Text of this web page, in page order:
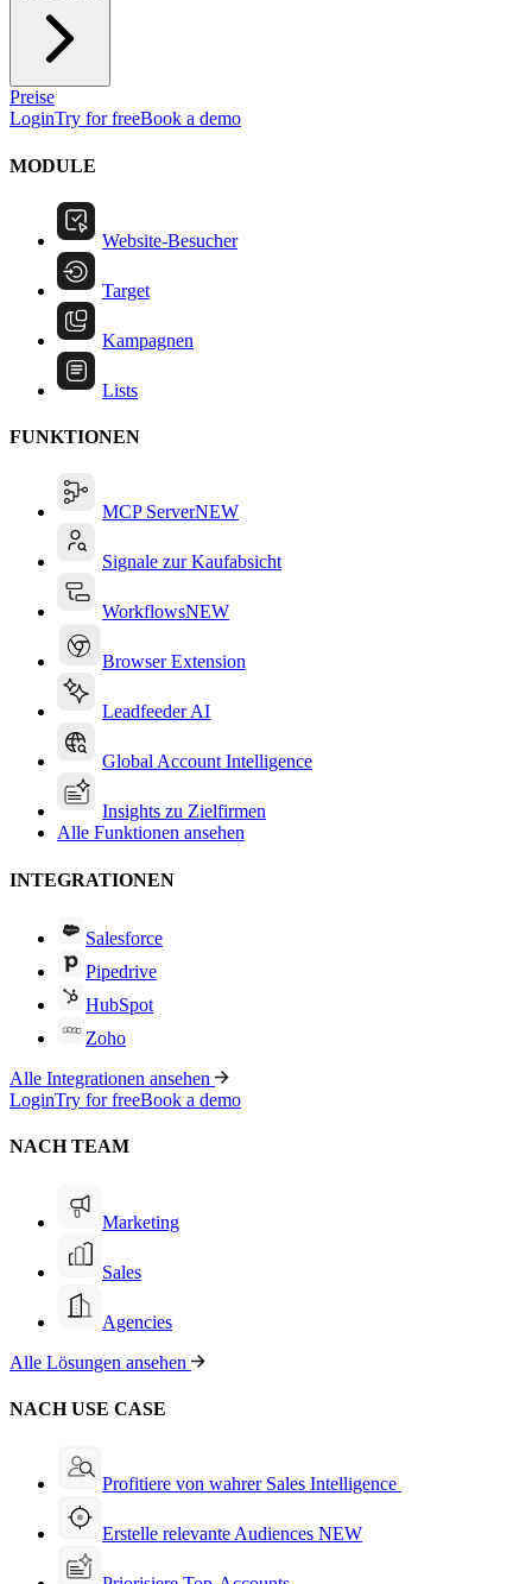
Preise
LoginTry for freeBook a demo
MODULE
Website-Besucher
Target
Kampagnen
Lists
FUNKTIONEN
MCP ServerNEW
Signale zur Kaufabsicht
WorkflowsNEW
Browser Extension
Leadfeeder AI
Global Account Intelligence
Insights zu Zielfirmen
Alle Funktionen ansehen
INTEGRATIONEN
Salesforce
Pipedrive
HubSpot
Zoho
Alle Integrationen ansehen
LoginTry for freeBook a demo
NACH TEAM
Marketing
Sales
Agencies
Alle Lösungen ansehen
NACH USE CASE
Profitiere von wahrer Sales Intelligence
Erstelle relevante Audiences NEW